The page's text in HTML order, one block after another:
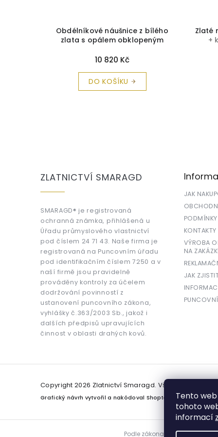
Tento
tohoto
informací
Obdélníkové náušnice z bílého
zlata s opálem obklopeným
čistící utěrka zdarma
10 820 Kč
DO KOŠÍKU
Zlaté
+
ZLATNICTVÍ SMARAGD
SMARAGD® je registrovaná
ochranná známka, přihlášená u
Úřadu průmyslového vlastnictví
pod číslem 24 71 43. Naše firma je
registrovaná na Puncovním úřadu
pod identifikačním číslem 7250 a v
naší firmě jsou pravidelně
prováděny kontroly za účelem
dodržování povinností z
ustanovení puncovního zákona,
vyhlášky č.363/2003 Sb., jakož i
dalších předpisů upravujících
činnost v oblasti drahých kovů.
JAK
KONTAKTY
VÝROBA
NA
JAK
Copyright 2026 Zlatnictví Smaragd. Všechna práva
Grafický návrh vytvořil a nakódoval Shoptetak.cz
Podle zákona o evidenci tržeb